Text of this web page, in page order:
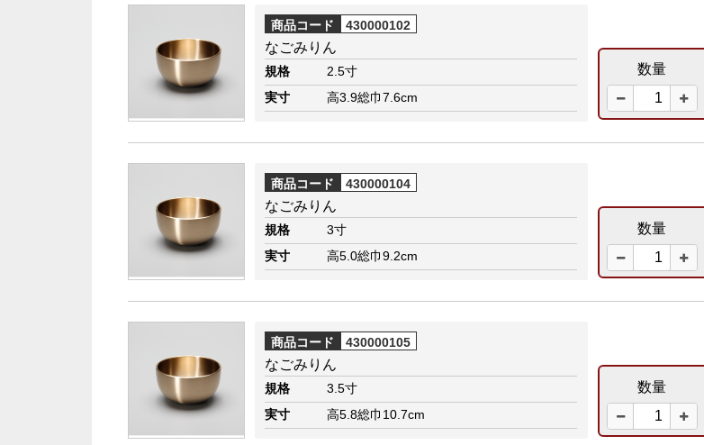
商品コード 430000102
なごみりん
規格
2.5寸
実寸
高3.9総巾7.6cm
数量
商品コード 430000104
なごみりん
規格
3寸
実寸
高5.0総巾9.2cm
数量
商品コード 430000105
なごみりん
規格
3.5寸
実寸
高5.8総巾10.7cm
数量